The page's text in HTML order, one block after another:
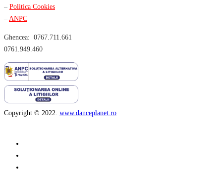
– Politica Cookies
– ANPC
Ghencea: 0767.711.661
0761.949.460
Copyright © 2022. www.danceplanet.ro